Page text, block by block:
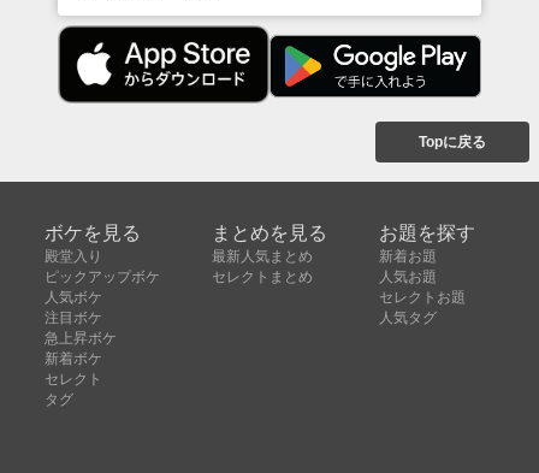
Topに戻る
ボケを見る
殿堂入り
ピックアップボケ
人気ボケ
注目ボケ
急上昇ボケ
新着ボケ
セレクト
タグ
まとめを見る
最新人気まとめ
セレクトまとめ
お題を探す
新着お題
人気お題
セレクトお題
人気タグ